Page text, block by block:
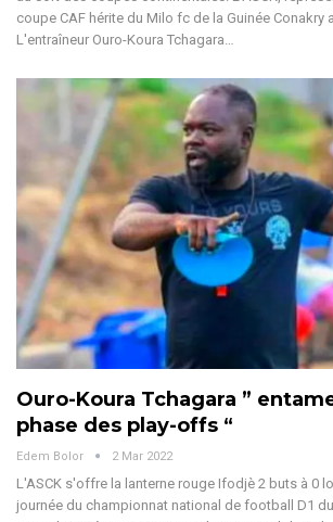
coupe CAF hérite du Milo fc de la Guinée Conakry
L'entraîneur Ouro-Koura Tchagara…
Ouro-Koura Tchagara ”
phase des play-offs “
Edem Bolor 2 Mar 2022
L'ASCK s'offre la lanterne rouge Ifodjè 2 buts à 0
journée du championnat national de football D1